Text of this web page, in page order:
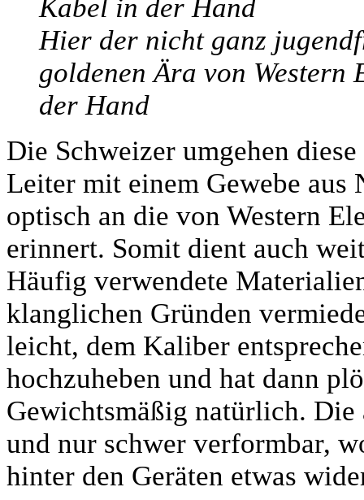
Hier der nicht ganz
goldenen Ära von
der Hand
Die Schweizer umgehen
Leiter mit einem Gewebe aus
optisch an die von Western
erinnert. Somit dient auch
Häufig verwendete
klanglichen Gründen
leicht, dem Kaliber
hochzuheben und hat dann
Gewichtsmäßig natürlich. Die
und nur schwer verformbar,
hinter den Geräten etwas